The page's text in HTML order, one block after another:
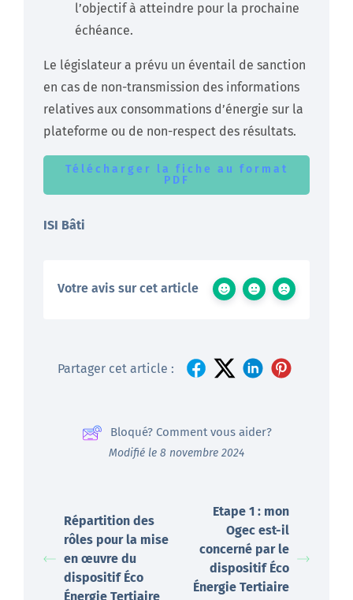
l’objectif à atteindre pour la prochaine
échéance.
Le législateur a prévu un éventail de sanction
en cas de non-transmission des informations
relatives aux consommations d’énergie sur la
plateforme ou de non-respect des résultats.
Télécharger la fiche au format
PDF
ISI Bâti
Votre avis sur cet article
Partager cet article :
Bloqué? Comment vous aider?
Modifié le 8 novembre 2024
Répartition des
rôles pour la mise
en œuvre du
dispositif Éco
Énergie Tertiaire
Etape 1 : mon
Ogec est-il
concerné par le
dispositif Éco
Énergie Tertiaire